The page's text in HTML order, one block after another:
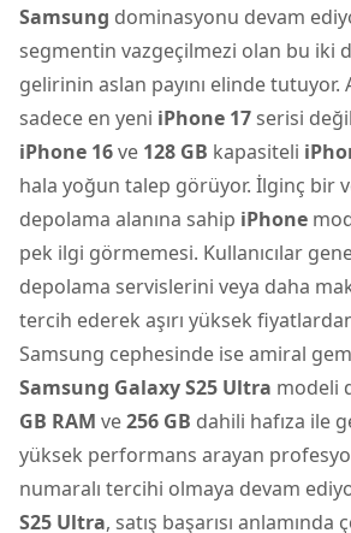
Samsung dominasyonu devam
segmentin vazgeçilmezi olan bu iki
gelirinin aslan payını elinde tutuyor.
sadece en yeni iPhone 17serisi
iPhone 16ve 128 GB kapasiteli
hala yoğun talep görüyor. İlginç bir
depolama alanına sahip iPhone
pek ilgi görmemesi. Kullanıcılar
depolama servislerini veya daha
tercih ederek aşırı yüksek
Samsung cephesinde ise amiral
Samsung Galaxy S25 Ultra modeli
GB RAM ve256 GB dahili hafıza ile
yüksek performans arayan
numaralı tercihi olmaya devam
S25 Ultra, satış başarısı